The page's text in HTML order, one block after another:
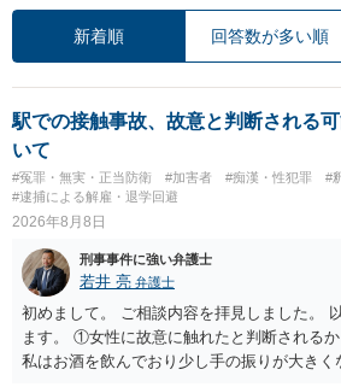
新着順 回答数が多い順
駅での接触事故、故意と判断される
いて
#冤罪・無実・正当防衛 #加害者 #痴漢・性犯罪 #
#逮捕による解雇・退学回避
2026年8月8日
刑事事件に強い弁護士
若井 亮 弁護士
初めまして。 ご相談内容を拝見しました。
ます。 ①女性に故意に触れたと判断されるか
私はお酒を飲んでおり少し手の振りが大き